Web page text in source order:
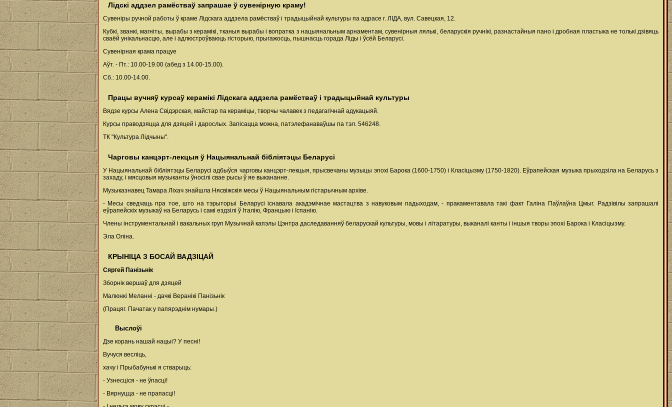
Лідскі аддзел рамёстваў запрашае ў сувенірную краму!
Сувеніры ручной работы ў краме Лідскага аддзела рамёстваў і традыцыйнай культуры па адрасе г. ЛІДА, вул. Савецкая, 12.
Кубкі, званкі, магніты, вырабы з керамікі, тканыя вырабы і вопратка з нацыянальным арнаментам, сувенірныя лялькі, беларускія ручнікі, разнастайныя пано і дробная пластыка не толькі дзівяць
сваёй унікальнасцю, але і адлюстроўваюць гісторыю, прыгажосць, пышнасць горада Ліды і ўсёй Беларусі.
Сувенірная крама працуе
Аўт. - Пт.: 10.00-19.00 (абед з 14.00-15.00).
Сб.: 10.00-14.00.
Працы вучняў курсаў керамікі Лідскага аддзела рамёстваў і традыцыйнай культуры
Вядзе курсы Алена Свідэрская, майстар па кераміцы, творчы чалавек з педагагічнай адукацыяй.
Курсы праводзяцца для дзяцей і дарослых. Запісацца можна, патэлефанаваўшы па тэл. 546248.
ТК "Культура Лідчыны".
Чарговы канцэрт-лекцыя ў Нацыянальнай бібліятэцы Беларусі
У Нацыянальнай бібліятэцы Беларусі адбыўся чарговы канцэрт-лекцыя, прысвечаны музыцы эпохі Барока (1600-1750) і Класіцызму (1750-1820). Еўрапейская музыка прыходзіла на Беларусь з
захаду, і мясцовыя музыканты ўносілі свае рысы ў яе выкананне.
Музыказнавец Тамара Ліхач знайшла Нясвіжскія месы ў Нацыянальным гістарычным архіве.
- Месы сведчаць пра тое, што на тэрыторыі Беларусі існавала акадэмічнае мастацтва з навуковым падыходам, - пракаментавала такі факт Галіна Паўлаўна Цмыг. Радзівілы запрашалі
еўрапейскіх музыкаў на Беларусь і самі ездзілі ў Італію, Францыю і Іспанію.
Члены інструментальнай і вакальных груп Музычнай капэлы Цэнтра даследаванняў беларускай культуры, мовы і літаратуры, выканалі канты і іншыя творы эпохі Барока і Класіцызму.
Эла Оліна.
КРЫНІЦА З БОСАЙ ВАДЗІЦАЙ
Сяргей Панізьнік
Зборнік вершаў для дзяцей
Малюнкі Меланні - дачкі Веранікі Панізьнік
(Працяг. Пачатак у папярэднім нумары.)
Выслоўі
Дзе корань нашай нацыі? У песні!
Вучуся весліць,
хачу і Прыбабунькі я стварыць:
- Узнесціся - не ўпасці!
- Вярнуцца - не прапасці!